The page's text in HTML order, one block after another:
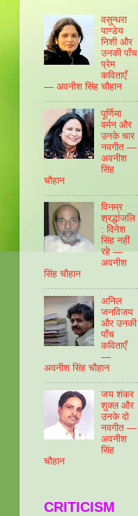
वसुन्‍धरा
पाण्‍डेय
निशी और
उनकी पाँच
प्रेम
कविताएँ
— अवनीश सिंह चौहान
पूर्णिमा
वर्मन और
उनके चार
नवगीत —
अवनीश
सिंह
चौहान
विनम्र
श्रद्धांजलि
: दिनेश
सिंह नहीं
रहे —
अवनीश
सिंह चौहान
अनिल
जनविजय
और उनकी
पाँच
कविताएँ
—
अवनीश सिंह चौहान
जय शंकर
शुक्ल और
उनके दो
नवगीत —
अवनीश
सिंह
चौहान
CRITICISM